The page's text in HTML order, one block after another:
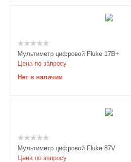
Мультиметр цифровой Fluke 17B+
Цена по запросу
Нет в наличии
Мультиметр цифровой Fluke 87V
Цена по запросу